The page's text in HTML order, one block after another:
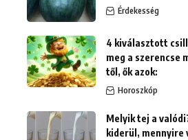
Érdekesség
4 kiválasztott
meg a szerencse
től, ők azok:
Horoszkóp
Melyik tej a
kiderül, mennyire